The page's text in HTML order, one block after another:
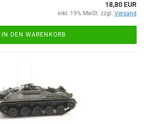
18,80 EUR
inkl. 19% MwSt. zzgl. Versand
IN DEN WARENKORB